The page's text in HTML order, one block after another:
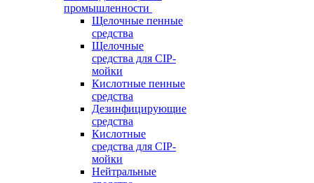
промышленности
Щелочные пенные
средства
Щелочные
средства для CIP-
мойки
Кислотные пенные
средства
Дезинфицирующие
средства
Кислотные
средства для CIP-
мойки
Нейтральные